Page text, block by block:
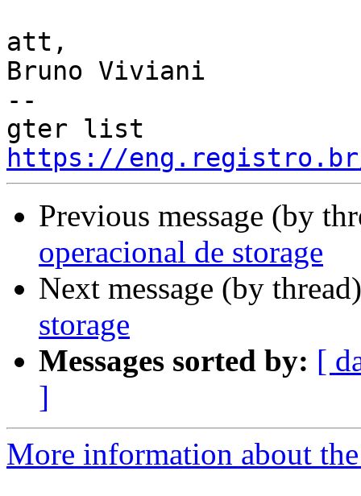
att,
Bruno Viviani
--
https://
Previous message (by
operacional de storage
Next message (by
storage
Messages sorted by: [
]
More information about